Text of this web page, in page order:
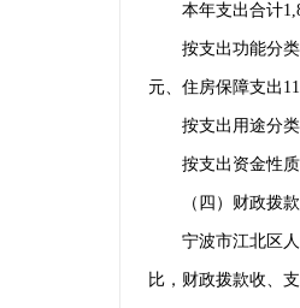
本年支出合计
按支出功能分
元、住房保障支出
按支出用途分
按支出资金性
（四）财政拨款
宁波市江北区
比，财政拨款收、